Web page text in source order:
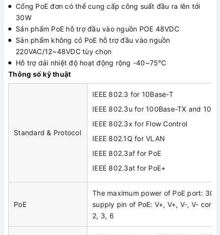
Cổng PoE đơn có thể cung cấp công suất đầu ra lên tới
30W
Sản phẩm PoE hỗ trợ đầu vào nguồn POE 48VDC
Sản phẩm không có PoE hỗ trợ đầu vào nguồn
220VAC/12~48VDC tùy chọn
Hỗ trợ dải nhiệt độ hoạt động rộng -40~75℃
Thông số kỹ thuật
Standard & Protocol
IEEE 802.3 for 10Base-T
IEEE 802.3u for 100Base-TX and
IEEE 802.3x for Flow Control
IEEE 802.1Q for VLAN
IEEE 802.3af for PoE
IEEE 802.3at for PoE+
PoE
The maximum power of PoE port:
supply pin of PoE: V+, V+, V-, V-
2, 3, 6